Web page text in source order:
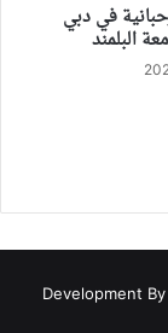
في دبي
البلمند
Development By